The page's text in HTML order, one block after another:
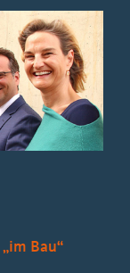
Bau“